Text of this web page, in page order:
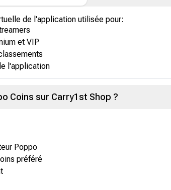
de l'application utilisée pour:
et VIP
l'application
Coins sur Carry1st Shop ?
Poppo
préféré